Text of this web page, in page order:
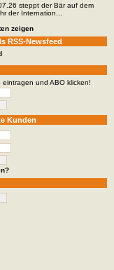
steppt der Bär auf dem
der Internation...
zeigen
RSS-Newsfeed
eintragen und ABO klicken!
Kunden